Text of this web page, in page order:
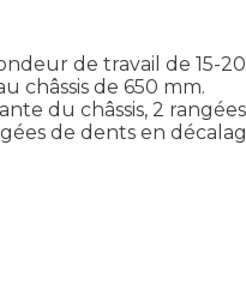
de travail de 15-
châssis de 650 mm.
du châssis, 2
de dents en